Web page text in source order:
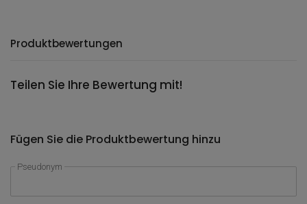
Produktbewertungen
Teilen Sie Ihre Bewertung mit!
Fügen Sie die Produktbewertung hinzu
Pseudonym